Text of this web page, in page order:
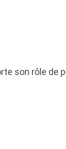
son rôle de